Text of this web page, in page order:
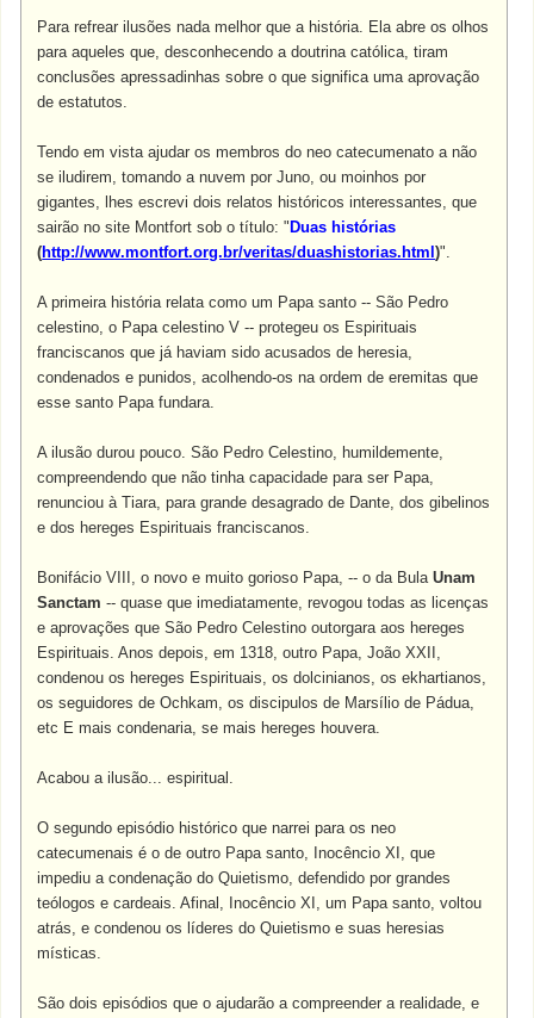
Para refrear ilusões nada melhor que a história. Ela abre os olhos
para aqueles que, desconhecendo a doutrina católica, tiram
conclusões apressadinhas sobre o que significa uma aprovação
de estatutos.
Tendo em vista ajudar os membros do neo catecumenato a não
se iludirem, tomando a nuvem por Juno, ou moinhos por
gigantes, lhes escrevi dois relatos históricos interessantes, que
sairão no site Montfort sob o título: " Duas histórias
(http://www.montfort.org.br/veritas/duashistorias.html)".
A primeira história relata como um Papa santo -- São Pedro
celestino, o Papa celestino V -- protegeu os Espirituais
franciscanos que já haviam sido acusados de heresia,
condenados e punidos, acolhendo-os na ordem de eremitas que
esse santo Papa fundara.
A ilusão durou pouco. São Pedro Celestino, humildemente,
compreendendo que não tinha capacidade para ser Papa,
renunciou à Tiara, para grande desagrado de Dante, dos gibelinos
e dos hereges Espirituais franciscanos.
Bonifácio VIII, o novo e muito gorioso Papa, -- o da BulaUnam
Sanctam -- quase que imediatamente, revogou todas as licenças
e aprovações que São Pedro Celestino outorgara aos hereges
Espirituais. Anos depois, em 1318, outro Papa, João XXII,
condenou os hereges Espirituais, os dolcinianos, os ekhartianos,
os seguidores de Ochkam, os discipulos de Marsílio de Pádua,
etc E mais condenaria, se mais hereges houvera.
Acabou a ilusão... espiritual.
O segundo episódio histórico que narrei para os neo
catecumenais é o de outro Papa santo, Inocêncio XI, que
impediu a condenação do Quietismo, defendido por grandes
teólogos e cardeais. Afinal, Inocêncio XI, um Papa santo, voltou
atrás, e condenou os líderes do Quietismo e suas heresias
místicas.
São dois episódios que o ajudarão a compreender a realidade, e